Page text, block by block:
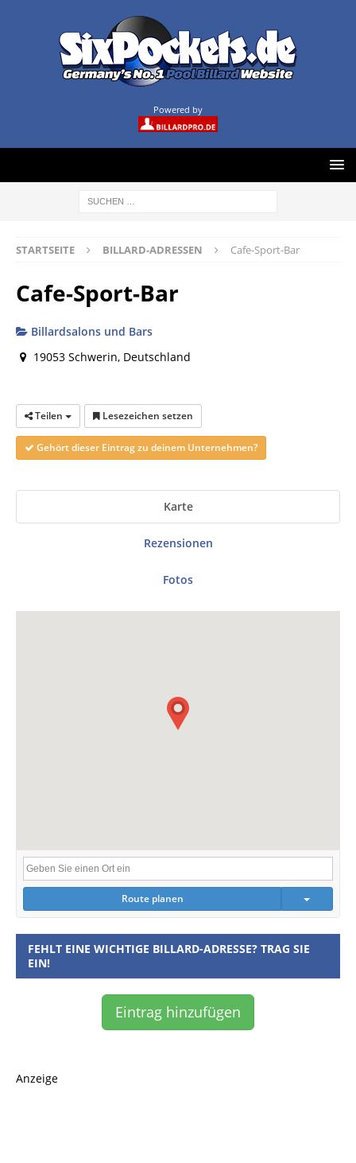
Powered by
STARTSEITE BILLARD-ADRESSEN Cafe-Sport-Bar
Cafe-Sport-Bar
Billardsalons und Bars
19053 Schwerin, Deutschland
Teilen Lesezeichen setzen
Gehört dieser Eintrag zu deinem Unternehmen?
Karte
Rezensionen
Fotos
Route planen
FEHLT EINE WICHTIGE BILLARD-ADRESSE? TRAG SIE
EIN!
Eintrag hinzufügen
Anzeige